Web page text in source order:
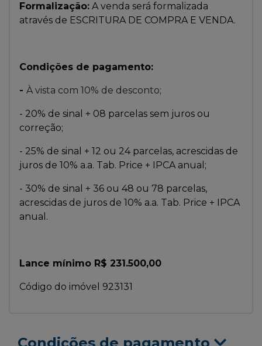
Formalização: A venda será formalizada
através de ESCRITURA DE COMPRA E VENDA.
Condições de pagamento:
- À vista com 10% de desconto;
- 20% de sinal + 08 parcelas sem juros ou
correção;
- 25% de sinal + 12 ou 24 parcelas, acrescidas de
juros de 10% a.a. Tab. Price + IPCA anual;
- 30% de sinal + 36 ou 48 ou 78 parcelas,
acrescidas de juros de 10% a.a. Tab. Price + IPCA
anual.
Lance mínimo R$ 231.500,00
Código do imóvel 923131